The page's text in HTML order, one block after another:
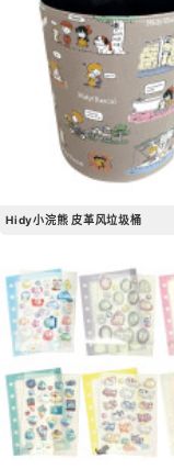
Hidy小浣熊 皮革风垃圾桶